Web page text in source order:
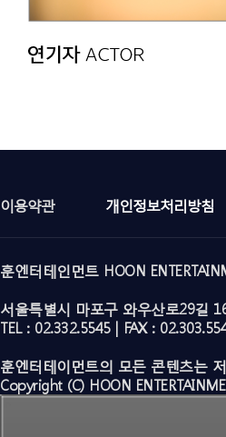
이용약관 개인정보처리방침
훈엔터테인먼트 HOON
서울특별시 마포구 와우산로29길
TEL : 02.332.5545 | FAX :
훈엔터테이먼트의 모든 콘텐츠는
Copyright (C) HOON